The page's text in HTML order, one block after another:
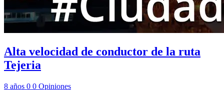
Alta velocidad de conductor de la ruta
Tejeria
8 años 0 0 Opiniones